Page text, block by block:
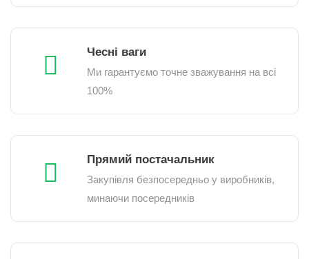
Чесні ваги
Ми гарантуємо точне зважування на всі
100%
Прямий постачальник
Закупівля безпосередньо у виробників,
минаючи посередників